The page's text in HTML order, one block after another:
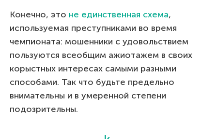
Конечно, это не единственная схема,
используемая преступниками во время
чемпионата: мошенники с удовольствием
пользуются всеобщим ажиотажем в своих
корыстных интересах самыми разными
способами. Так что будьте предельно
внимательны и в умеренной степени
подозрительны.